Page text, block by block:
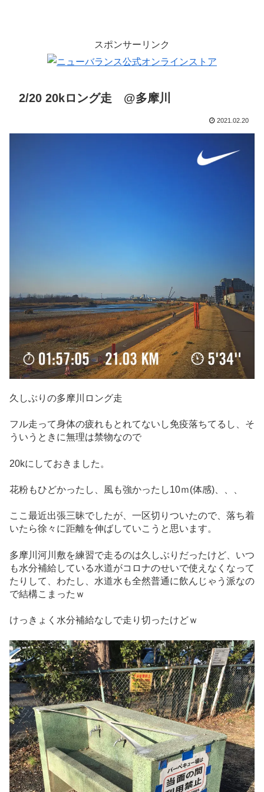
スポンサーリンク
2/20 20kロング走 @多摩川
2021.02.20
久しぶりの多摩川ロング走
フル走って身体の疲れもとれてないし免疫落ちてるし、そ
ういうときに無理は禁物なので
20kにしておきました。
花粉もひどかったし、風も強かったし10ｍ(体感)、、、
ここ最近出張三昧でしたが、一区切りついたので、落ち着
いたら徐々に距離を伸ばしていこうと思います。
多摩川河川敷を練習で走るのは久しぶりだったけど、いつ
も水分補給している水道がコロナのせいで使えなくなって
たりして、わたし、水道水も全然普通に飲んじゃう派なの
で結構こまったｗ
けっきょく水分補給なしで走り切ったけどｗ